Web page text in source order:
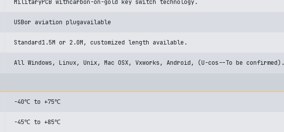
MilitaryPCB withcarbon-on-gold key switch technology.
USBor aviation plugavailable
Standard1.5M or 2.0M, customized length available.
All Windows, Linux, Unix, Mac OSX, Vxworks, Android, (U-cos--To be confirmed).
-40℃ to +75℃
-45℃ to +85℃